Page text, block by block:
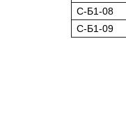
C-Б1-08
C-Б1-09